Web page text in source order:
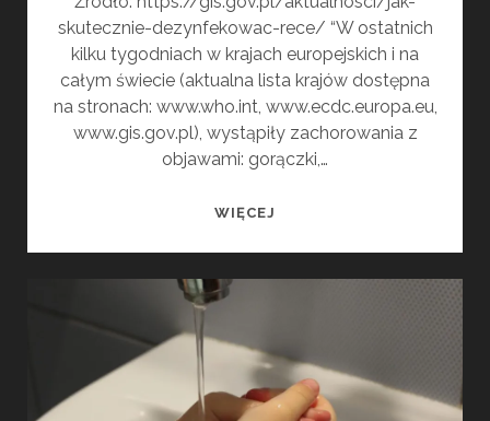
skutecznie-dezynfekowac-rece/ “W ostatnich
kilku tygodniach w krajach europejskich i na
całym świecie (aktualna lista krajów dostępna
na stronach: www.who.int, www.ecdc.europa.eu,
www.gis.gov.pl), wystąpiły zachorowania z
objawami: gorączki,…
WIĘCEJ